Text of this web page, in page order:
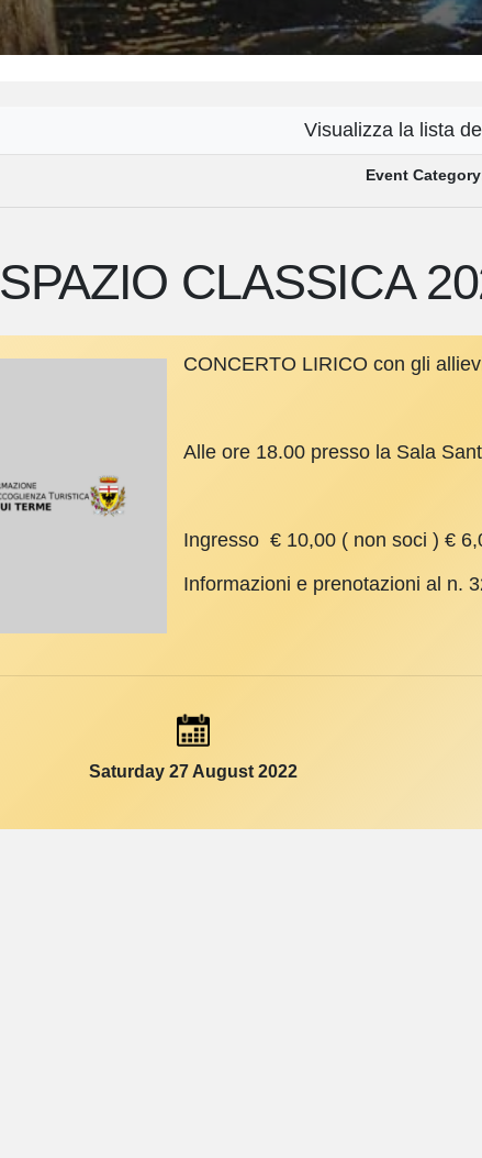
Visualizza la lista
Event
SPAZIO CLASSICA
CONCERTO LIRICO con gli
Alle ore 18.00 presso la Sala
Ingresso € 10,00 ( non soci ) €
Informazioni e prenotazioni al n.
Saturday 27 August 2022